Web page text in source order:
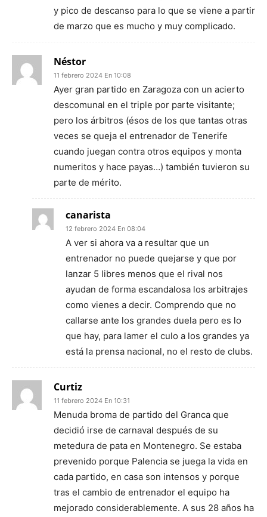
y pico de descanso para lo que se viene a partir
de marzo que es mucho y muy complicado.
Néstor
11 febrero 2024 En 10:08
Ayer gran partido en Zaragoza con un acierto
descomunal en el triple por parte visitante;
pero los árbitros (ésos de los que tantas otras
veces se queja el entrenador de Tenerife
cuando juegan contra otros equipos y monta
numeritos y hace payas…) también tuvieron su
parte de mérito.
canarista
12 febrero 2024 En 08:04
A ver si ahora va a resultar que un
entrenador no puede quejarse y que por
lanzar 5 libres menos que el rival nos
ayudan de forma escandalosa los arbitrajes
como vienes a decir. Comprendo que no
callarse ante los grandes duela pero es lo
que hay, para lamer el culo a los grandes ya
está la prensa nacional, no el resto de clubs.
Curtiz
11 febrero 2024 En 10:31
Menuda broma de partido del Granca que
decidió irse de carnaval después de su
metedura de pata en Montenegro. Se estaba
prevenido porque Palencia se juega la vida en
cada partido, en casa son intensos y porque
tras el cambio de entrenador el equipo ha
mejorado considerablemente. A sus 28 años ha